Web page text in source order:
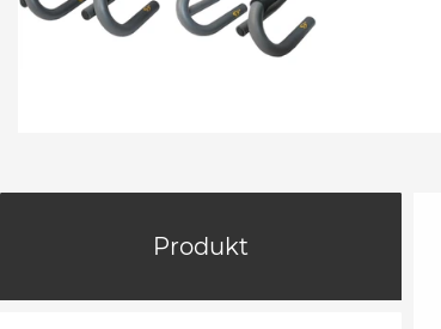
Produkt